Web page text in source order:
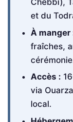
Chebbi),
et du
À manger
fraîches,
Accès :
via
local.